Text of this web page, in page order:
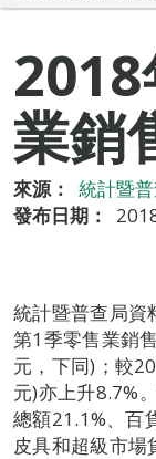
業銷
來源：
統計暨普
發布日期：
統計暨普查局資
第1季零售業銷
元，下同)；較
元)亦上升8.7%
總額21.1%、百
皮具和超級市場